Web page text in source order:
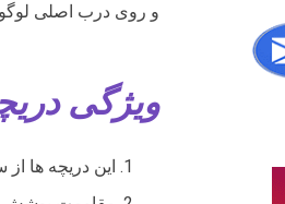
و روی درب اصلی لوگو
ویژگی
این دریچه ها